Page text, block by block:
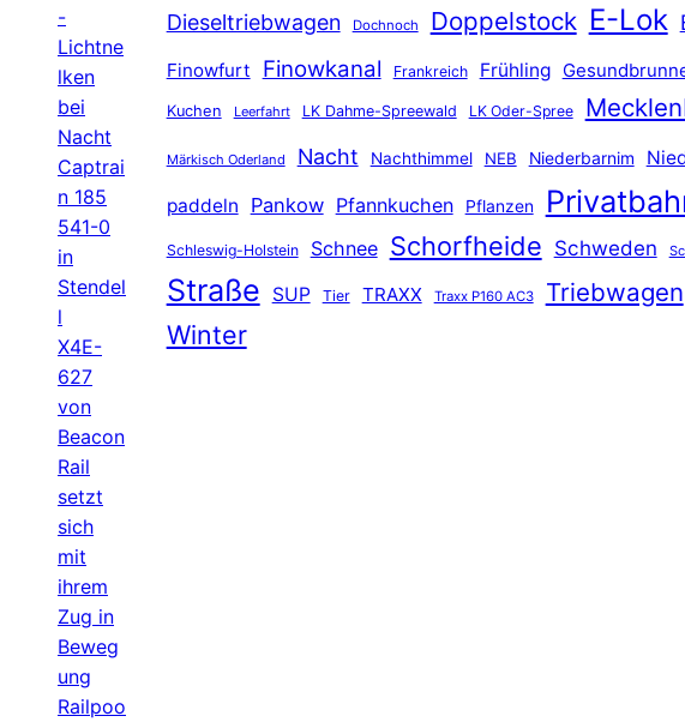
-
Lichtne
lken
bei
Nacht
Captrai
n 185
541-0
in
Stendel
l
X4E-
627
von
Beacon
Rail
setzt
sich
mit
ihrem
Zug in
Beweg
ung
Railpoo
Dieseltriebwagen Dochnoch Doppelstock E-Lok
Finowfurt Finowkanal Frankreich Frühling
Kuchen Leerfahrt LK Dahme-Spreewald LK Oder-Spree
Märkisch Oderland Nacht Nachthimmel NEB Niederbarnim
paddeln Pankow Pfannkuchen Pflanzen
Schleswig-Holstein Schnee Schorfheide Schweden
Straße SUP Tier TRAXX Traxx P160 AC3 Triebwagen
Winter